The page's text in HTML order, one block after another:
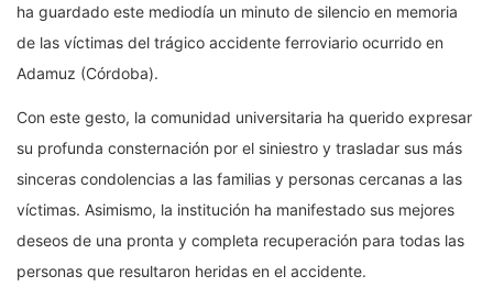
ha guardado este mediodía un minuto de silencio en memoria
de las víctimas del trágico accidente ferroviario ocurrido en
Adamuz (Córdoba).
Con este gesto, la comunidad universitaria ha querido expresar
su profunda consternación por el siniestro y trasladar sus más
sinceras condolencias a las familias y personas cercanas a las
víctimas. Asimismo, la institución ha manifestado sus mejores
deseos de una pronta y completa recuperación para todas las
personas que resultaron heridas en el accidente.